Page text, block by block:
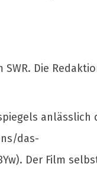
Die
anlässlich
das-
Der Film